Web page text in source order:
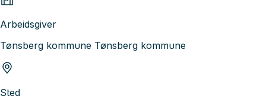
Arbeidsgiver
Tønsberg kommune Tønsberg kommune
Sted